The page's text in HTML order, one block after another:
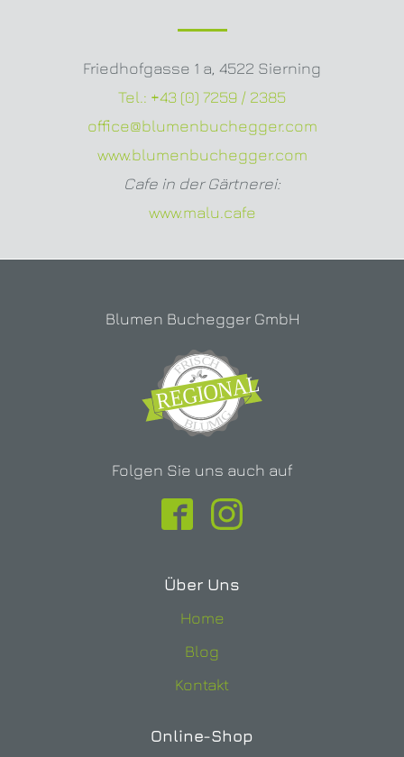
Friedhofgasse 1 a, 4522 Sierning
Tel.: +43 (0) 7259 / 2385
office@blumenbuchegger.com
www.blumenbuchegger.com
Cafe in der Gärtnerei:
www.malu.cafe
Blumen Buchegger GmbH
Folgen Sie uns auch auf
Über Uns
Home
Blog
Kontakt
Online-Shop